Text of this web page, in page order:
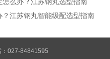
江苏钢丸智能级配选型指南
：027-84841595